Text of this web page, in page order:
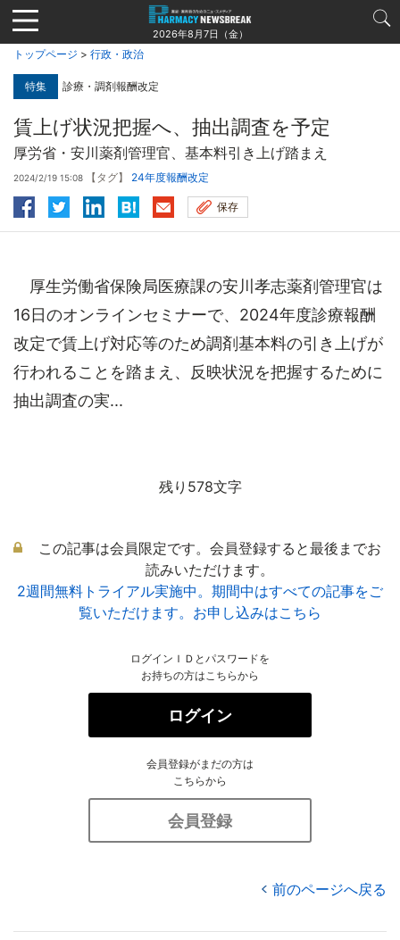
Jump
to
navigation
2026年8月7日（金）
トップページ > 行政・政治
特集 診療・調剤報酬改定
賃上げ状況把握へ、抽出調査を予定
厚労省・安川薬剤管理官、基本料引き上げ踏まえ
2024/2/19 15:08 【タグ】 24年度報酬改定
保存
厚生労働省保険局医療課の安川孝志薬剤管理官は
16日のオンラインセミナーで、2024年度診療報酬
改定で賃上げ対応等のため調剤基本料の引き上げが
行われることを踏まえ、反映状況を把握するために
抽出調査の実...
残り578文字
この記事は会員限定です。会員登録すると最後までお
読みいただけます。
2週間無料トライアル実施中。期間中はすべての記事をご
覧いただけます。お申し込みはこちら
ログインＩＤとパスワードを
お持ちの方はこちらから
ログイン
会員登録がまだの方は
こちらから
会員登録
前のページへ戻る